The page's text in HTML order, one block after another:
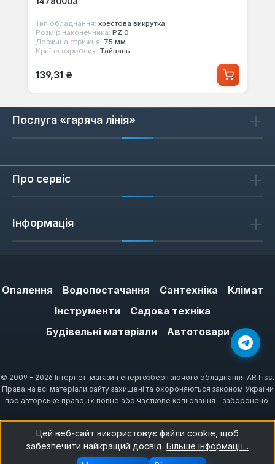
Тип обладнання: хрестова викрутка
Розмір наконечника: PZ 0
Довжина стрижня: 75 мм
Країна виробник: Тайвань
Звичайна ціна:
139,31 ₴
Послуга «гаряча лінія»
Про сервіс
Інформація
Опалення Водопостачання Сантехніка
Клімат
Інструменти
Садова техніка
Будівельні матеріали
Автотовари
© 2009 - 2026 Інтернет-магазин енергозберігаючого обладнання ARTiss.
Права на всі матеріали сайту захищені та охороняються законом України
про авторське право, їх повне або часткове копіювання – заборонено.
Цей веб-сайт використовує файли cookie, щоб
забезпечити найкращий досвід. Більше інформації...